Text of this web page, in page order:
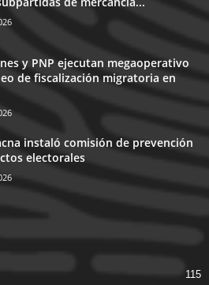
y PNP ejecutan megaoperativo
de fiscalización migratoria en
instaló comisión de prevención
electorales
115